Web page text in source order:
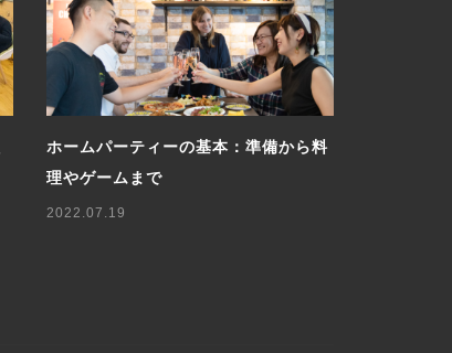
ホームパーティーの基本：準備から料
理やゲームまで
2022.07.19